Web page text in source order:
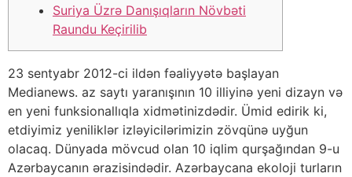
Suriya Üzrə Danışıqların Növbəti
Raundu Keçirilib
23 sentyabr 2012-ci ildən fəaliyyətə başlayan
Medianews. az saytı yaranışının 10 illiyinə yeni dizayn və
en yeni funksionallıqla xidmətinizdədir. Ümid edirik ki,
etdiyimiz yeniliklər izləyicilərimizin zövqünə uyğun
olacaq. Dünyada mövcud olan 10 iqlim qurşağından 9-u
Azərbaycanın ərazisindədir. Azərbaycana ekoloji turların